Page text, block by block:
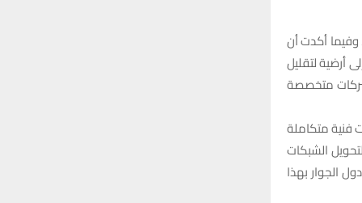
وفيما أكدت أن
أرضية لتقليل
شركات متخصصة
فنية متكاملة
الشبكات
الجوار بهذا